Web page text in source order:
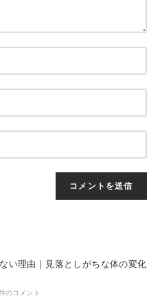
い理由｜見落としがちな体の変化
のコメント